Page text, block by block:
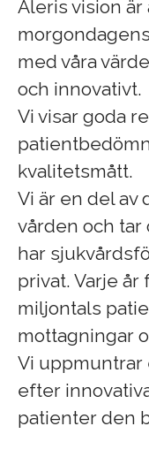
Aleris vision
med våra
och innovativt.
Vi visar goda
kvalitetsmått.
Vi är en del av
vården och tar
har
privat. Varje
miljontals
mottagningar
Vi uppmuntrar
efter
patienter den